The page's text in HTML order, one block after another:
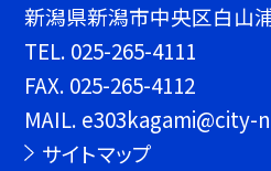
新潟県新潟市中央区白山浦
TEL. 025-265-4111
FAX. 025-265-4112
MAIL. e303kagami@city-
サイトマップ